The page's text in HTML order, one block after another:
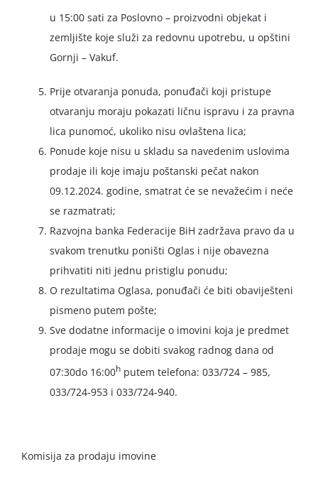
u 15:00 sati za Poslovno – proizvodni objekat i
zemljište koje služi za redovnu upotrebu, u opštini
Gornji – Vakuf.
Prije otvaranja ponuda, ponuđači koji pristupe
otvaranju moraju pokazati ličnu ispravu i za pravna
lica punomoć, ukoliko nisu ovlaštena lica;
Ponude koje nisu u skladu sa navedenim uslovima
prodaje ili koje imaju poštanski pečat nakon
09.12.2024. godine, smatrat će se nevažećim i neće
se razmatrati;
Razvojna banka Federacije BiH zadržava pravo da u
svakom trenutku poništi Oglas i nije obavezna
prihvatiti niti jednu pristiglu ponudu;
O rezultatima Oglasa, ponuđači će biti obaviješteni
pismeno putem pošte;
Sve dodatne informacije o imovini koja je predmet
prodaje mogu se dobiti svakog radnog dana od
07:30do 16:00h putem telefona: 033/724 – 985,
033/724-953 i 033/724-940.
Komisija za prodaju imovine